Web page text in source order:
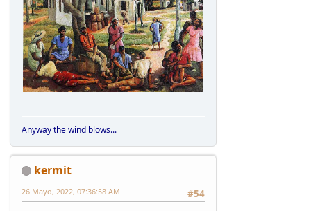
Anyway the wind blows...
kermit
#54
26 Mayo, 2022, 07:36:58 AM